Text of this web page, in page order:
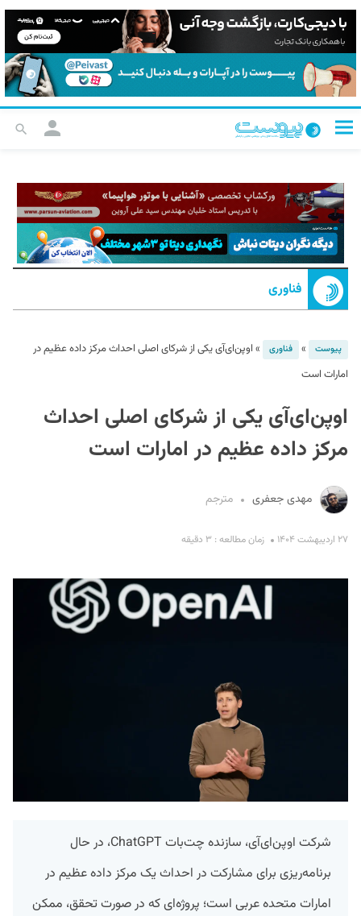
فناوری
پیوست » فناوری » اوپن‌ای‌آی یکی از شرکای اصلی احداث مرکز داده عظیم در
امارات است
اوپن‌ای‌آی یکی از شرکای اصلی احداث
مرکز داده عظیم در امارات است
مهدی جعفری مترجم
۲۷ اردیبهشت ۱۴۰۴ زمان مطالعه : ۳ دقیقه
شرکت اوپن‌ای‌آی، سازنده چت‌بات ChatGPT، در حال
برنامه‌ریزی برای مشارکت در احداث یک مرکز داده عظیم در
امارات متحده عربی است؛ پروژه‌ای که در صورت تحقق، ممکن